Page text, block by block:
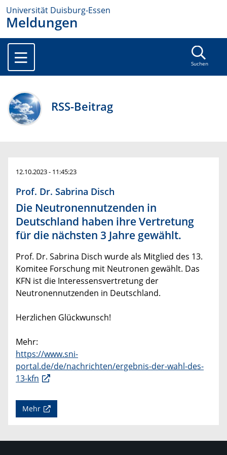
Universität Duisburg-Essen
Meldungen
Suchen
RSS-Beitrag
12.10.2023 - 11:45:23
Prof. Dr. Sabrina Disch
Die Neutronennutzenden in
Deutschland haben ihre Vertretung
für die nächsten 3 Jahre gewählt.
Prof. Dr. Sabrina Disch wurde als Mitglied des 13.
Komitee Forschung mit Neutronen gewählt. Das
KFN ist die Interessensvertretung der
Neutronennutzenden in Deutschland.
Herzlichen Glückwunsch!
Mehr:
https://www.sni-
portal.de/de/nachrichten/ergebnis-der-wahl-des-
13-kfn
Mehr